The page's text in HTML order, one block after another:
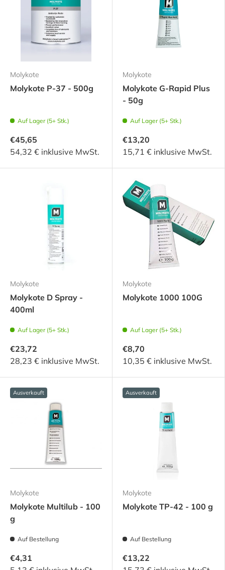
Molykote
Molykote P-37 - 500g
Auf Lager (5+ Stk.)
€45,65
54,32 € inklusive MwSt.
Molykote
Molykote G-Rapid Plus
- 50g
Auf Lager (5+ Stk.)
€13,20
15,71 € inklusive MwSt.
Molykote
Molykote D Spray -
400ml
Auf Lager (5+ Stk.)
€23,72
28,23 € inklusive MwSt.
Molykote
Molykote 1000 100G
Auf Lager (5+ Stk.)
€8,70
10,35 € inklusive MwSt.
Ausverkauft
Molykote
Molykote Multilub - 100
g
Auf Bestellung
€4,31
Ausverkauft
Molykote
Molykote TP-42 - 100 g
Auf Bestellung
€13,22